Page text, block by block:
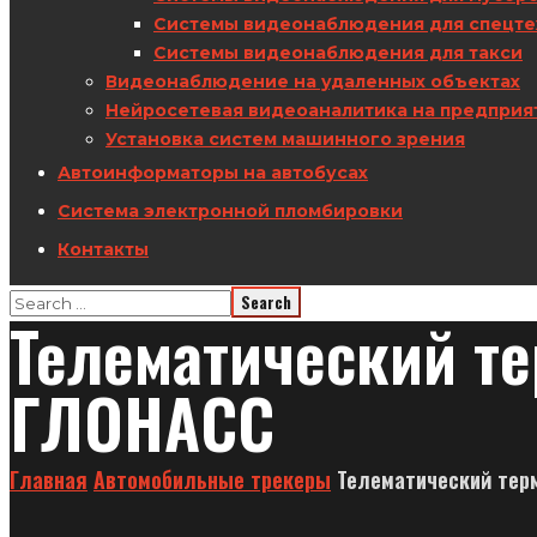
Системы видеонаблюдения для
Системы видеонаблюдения для такси
Видеонаблюдение на удаленных объектах
Нейросетевая видеоаналитика на
Установка систем машинного зрения
Автоинформаторы на автобусах
Система электронной пломбировки
Контакты
Телематический
ГЛОНАСС
Главная Автомобильные трекеры Телематический